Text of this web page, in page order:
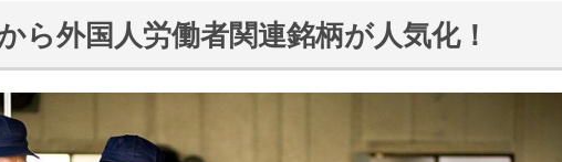
ら外国人労働者関連銘柄が人気化！